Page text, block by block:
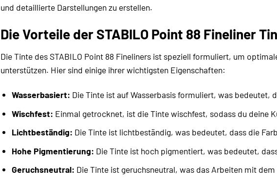
und detaillierte Darstellungen zu erstellen.
Die Vorteile der STABILO Point 88 Fineliner
Die Tinte des STABILO Point 88 Fineliners ist speziell formuliert, um
unterstützen. Hier sind einige ihrer wichtigsten Eigenschaften:
Wasserbasiert: Die Tinte ist auf Wasserbasis formuliert, was bedeutet,
Wischfest: Einmal getrocknet, ist die Tinte wischfest, sodass du deine
Lichtbeständig: Die Tinte ist lichtbeständig, was bedeutet, dass die
Hohe Pigmentierung: Die Tinte ist hoch pigmentiert, was bedeutet,
Geruchsneutral: Die Tinte ist geruchsneutral, was das Arbeiten mit